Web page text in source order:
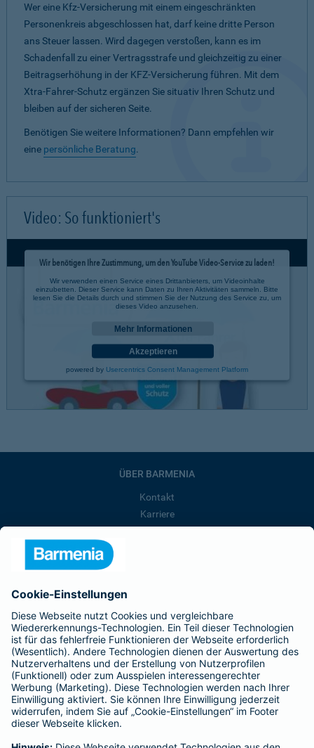
Wer eine Kfz-Versicherung mit einem eingeschränkten
Personenkreis abgeschlossen hat, darf keine dritte Person
ans Steuer lassen. Wird dagegen verstoßen, kann es im
Schadenfall zu einer Vertragsstrafe und gleichzeitig zu einer
Beitragserhöhung in der KFZ-Versicherung führen. Mit dem
Xtra-Fahrer-Schutz ergänzen Sie situativ Ihren Schutz und
bleiben auf der sicheren Seite.
Benötigen Sie weitere Informationen? Dann empfehlen wir
eine persönliche Beratung.
Video: So funktioniert's
Wir benötigen Ihre Zustimmung, um den YouTube Video-Service zu laden!
Wir verwenden einen Service eines Drittanbieters, um Videoinhalte
einzubetten. Dieser Service kann Daten zu Ihren Aktivitäten sammeln. Bitte
lesen Sie die Details durch und stimmen Sie der Nutzung des Service zu, um
dieses Video anzusehen.
Mehr Informationen
Akzeptieren
powered by Usercentrics Consent Management Platform
ÜBER BARMENIA
Kontakt
Karriere
Barmenia ist Teil der BarmeniaGothaer
BELIEBTE SEITEN
Kranken-Zusatzversicherung
Tierversicherungen
Haftpflichtversicherung
Hausratversicherung